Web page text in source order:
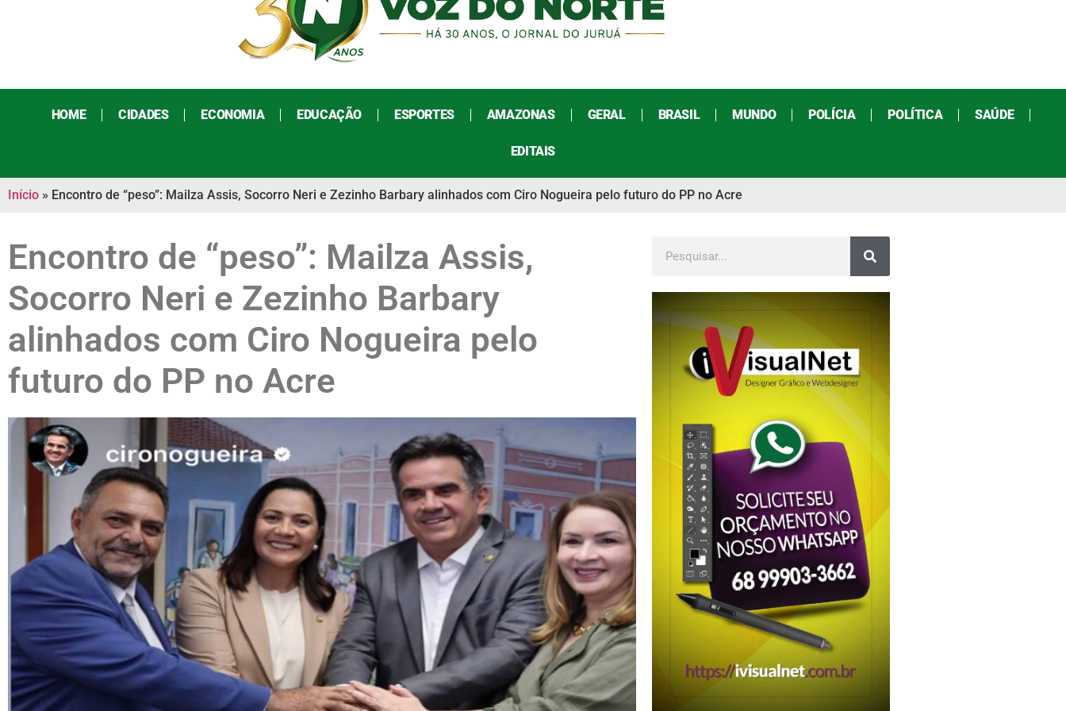
HOME CIDADES ECONOMIA EDUCAÇÃO ESPORTES AMAZONAS GERAL BRASIL MUNDO POLÍCIA POLÍTICA SAÚDE
EDITAIS
Início » Encontro de “peso”: Mailza Assis, Socorro Neri e Zezinho Barbary alinhados com Ciro Nogueira pelo futuro do PP no Acre
Encontro de “peso”: Mailza Assis,
Socorro Neri e Zezinho Barbary
alinhados com Ciro Nogueira pelo
futuro do PP no Acre